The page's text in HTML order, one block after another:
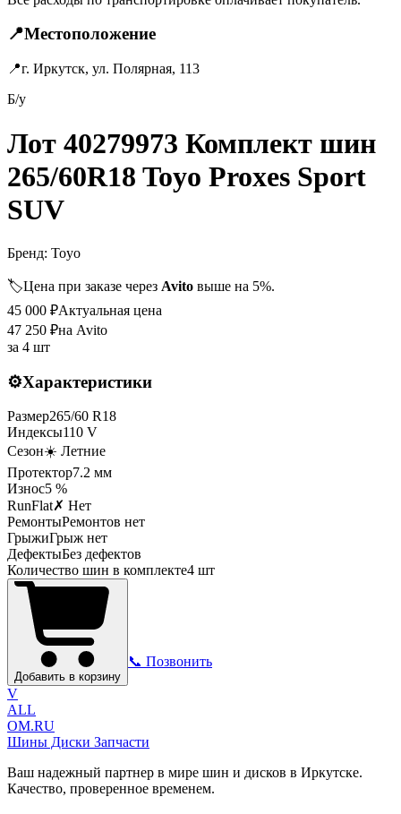
📍Местоположение
📍г. Иркутск, ул. Полярная, 113
Б/у
Лот 40279973 Комплект шин
265/60R18 Toyo Proxes Sport
SUV
Бренд: Toyo
🏷️Цена при заказе через Avito выше на 5%.
45 000 ₽Актуальная цена
47 250 ₽на Avito
за 4 шт
⚙️Характеристики
Размер265/60 R18
Индексы110 V
Сезон☀️ Летние
Протектор7.2 мм
Износ5 %
RunFlat✗ Нет
РемонтыРемонтов нет
ГрыжиГрыж нет
ДефектыБез дефектов
Количество шин в комплекте4 шт
Добавить в корзину
📞 Позвонить
V
ALL
OM.RU
Шины Диски Запчасти
Ваш надежный партнер в мире шин и дисков в Иркутске.
Качество, проверенное временем.